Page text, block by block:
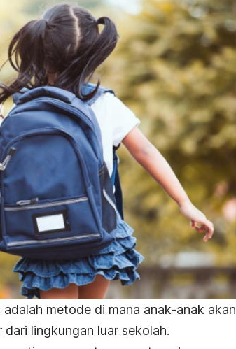
metode di mana anak-anak akan
lingkungan luar sekolah.